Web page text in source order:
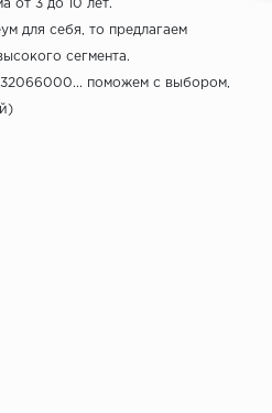
от 3 до 10 лет.
для себя, то предлагаем
сегмента.
поможем с выбором,